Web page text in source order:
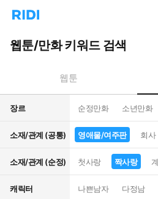
리
홈
으
턴
트
웹툰/만화 키워드 검색
웹툰
장르 순정만화 소년만화
소재/관계 (공통) 영애물/여주판 회사
소재/관계 (순정) 첫사랑 짝사랑
캐릭터 나쁜남자 다정남